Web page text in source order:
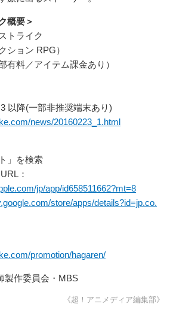
概要＞
トライク
ション RPG）
有料／アイテム課金あり）
以降(一部非推奨端末あり)
news/20160223_1.html
」を検索
：
jp/app/id658511662?mt=8
store/apps/details?id=jp.co.
promotion/hagaren/
製作委員会・MBS
《超！アニメディア編集部》